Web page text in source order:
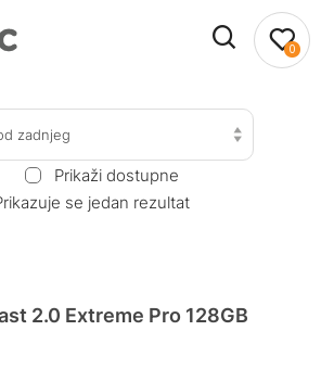
0
zadnjeg
Prikaži dostupne
se jedan rezultat
2.0 Extreme Pro 128GB